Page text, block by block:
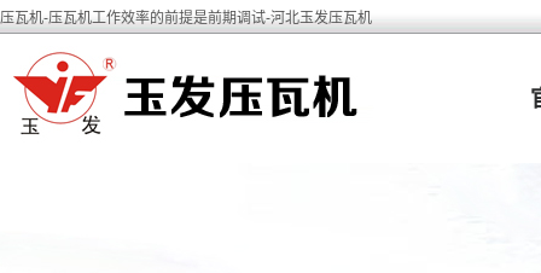
压瓦机-压瓦机工作效率的前提是前期调试-河北玉发压瓦机